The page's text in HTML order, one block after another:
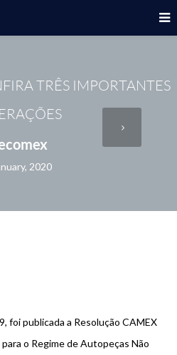
TRÊS IMPORTANTES
2020
foi publicada a Resolução CAMEX
o Regime de Autopeças Não